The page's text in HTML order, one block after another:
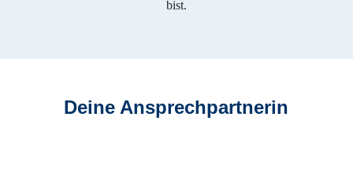
bist.
Deine Ansprechpartnerin